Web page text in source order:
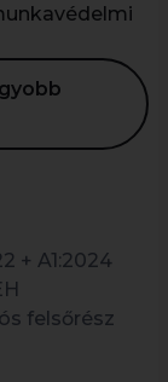
+ A1:2024
felsőrész